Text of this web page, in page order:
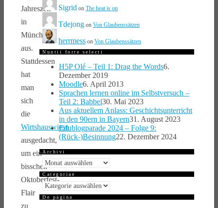
Jahreszeit
in
München
aus.
Stattdessen
hat
man
sich
die
Wirtshauswiesn
ausgedacht,
um ein
bisschen
Oktoberfest-
Flair
zu
Sigrid on The heat is on
Tdejong on Von Glaubenssätzen
herrmess on Von Glaubenssätzen
Nuntii forte selecti
H5P Olé – Teil 1: Drag the Words6.
Dezember 2019
Moodle6. April 2013
Sprachen lernen online im Selbstversuch –
Teil 2: Babbel30. Mai 2023
Aus aktuellem Anlass: Geschichtsunterricht
in den 90ern in Bayern31. August 2023
Edublogparade 2024 – Folge 9:
(Rück-)Besinnung22. Dezember 2024
Archivi
Archivi
Categoriae
Categoriae
De pagina